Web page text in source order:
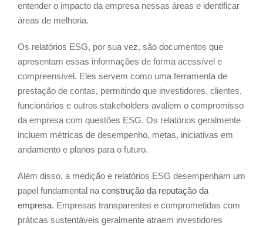
entender o impacto da empresa nessas áreas e identificar
áreas de melhoria.
Os relatórios ESG, por sua vez, são documentos que
apresentam essas informações de forma acessível e
compreensível. Eles servem como uma ferramenta de
prestação de contas, permitindo que investidores, clientes,
funcionários e outros stakeholders avaliem o compromisso
da empresa com questões ESG. Os relatórios geralmente
incluem métricas de desempenho, metas, iniciativas em
andamento e planos para o futuro.
Além disso, a medição e relatórios ESG desempenham um
papel fundamental na construção da reputação da
empresa. Empresas transparentes e comprometidas com
práticas sustentáveis geralmente atraem investidores